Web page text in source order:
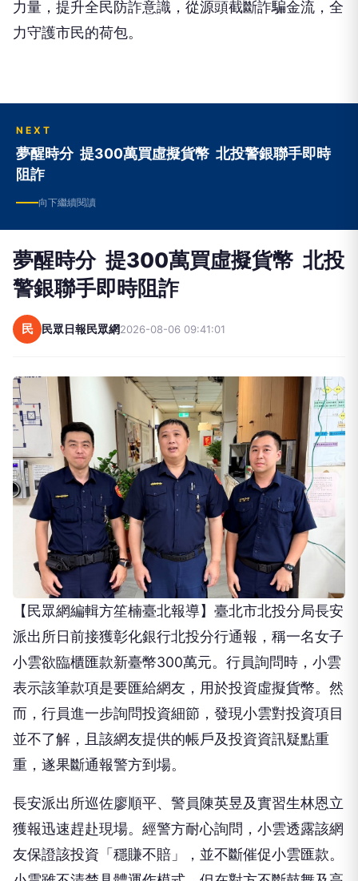
力量，提升全民防詐意識，從源頭截斷詐騙金流，全
力守護市民的荷包。
NEXT
夢醒時分 提300萬買虛擬貨幣 北投警銀聯手即時
阻詐
向下繼續閱讀
夢醒時分 提300萬買虛擬貨幣 北投
警銀聯手即時阻詐
民 民眾日報民眾網2026-08-06 09:41:01
【民眾網編輯方笙楠臺北報導】臺北市北投分局長安
派出所日前接獲彰化銀行北投分行通報，稱一名女子
小雲欲臨櫃匯款新臺幣300萬元。行員詢問時，小雲
表示該筆款項是要匯給網友，用於投資虛擬貨幣。然
而，行員進一步詢問投資細節，發現小雲對投資項目
並不了解，且該網友提供的帳戶及投資資訊疑點重
重，遂果斷通報警方到場。
長安派出所巡佐廖順平、警員陳英昱及實習生林恩立
獲報迅速趕赴現場。經警方耐心詢問，小雲透露該網
友保證該投資「穩賺不賠」，並不斷催促小雲匯款。